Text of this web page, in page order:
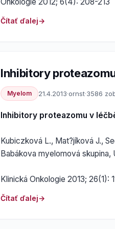
Čítať ďalej
Inhibitory
Myelom 21.4.2013·ornst·3586
Inhibitory proteazomu v
Kubiczková L., Mat?jíková J.,
Babákova myelomová
Klinická Onkologie 2013; 26(1):
Čítať ďalej